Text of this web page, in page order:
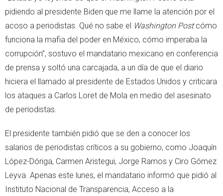
pidiendo al presidente Biden que me llame la atención por el
acoso a periodistas. Qué no sabe el Washington Postcómo
funciona la mafia del poder en México, cómo imperaba la
corrupción”, sostuvo el mandatario mexicano en conferencia
de prensa y soltó una carcajada, a un día de que el diario
hiciera el llamado al presidente de Estados Unidos y criticara
los ataques a Carlos Loret de Mola en medio del asesinato
de periodistas.
El presidente también pidió que se den a conocer los
salarios de periodistas críticos a su gobierno, como Joaquín
López-Dóriga, Carmen Aristegui, Jorge Ramos y Ciro Gómez
Leyva. Apenas este lunes, el mandatario informó que pidió al
Instituto Nacional de Transparencia, Acceso a la